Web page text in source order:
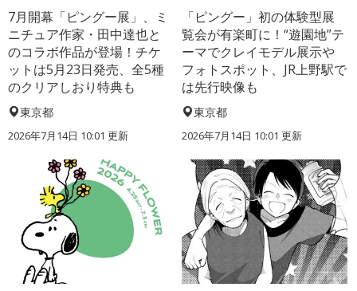
7月開幕「ピングー展」、ミ
ニチュア作家・田中達也と
のコラボ作品が登場！チケ
ットは5月23日発売、全5種
のクリアしおり特典も
東京都
2026年7月14日 10:01 更新
「ピングー」初の体験型展
覧会が有楽町に！“遊園地”テ
ーマでクレイモデル展示や
フォトスポット、JR上野駅で
は先行映像も
東京都
2026年7月14日 10:01 更新